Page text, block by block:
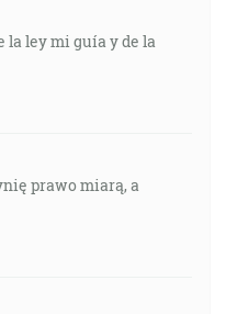
la ley mi guía y de la
prawo miarą, a